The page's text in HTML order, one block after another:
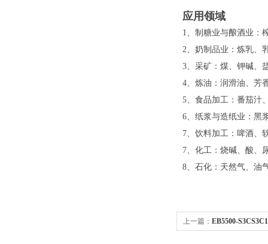
应用领域
1、制糖业与酿酒业：
2、奶制品业：炼乳、
3、采矿：煤、钾碱、
4、炼油：润滑油、芳
5、食品加工：番茄汁
6、纸浆与造纸业：黑
7、饮料加工：啤酒、
7、化工：烧碱、酸、
8、石化：天然气、油
上一篇： EB5500-